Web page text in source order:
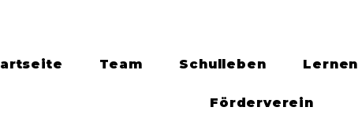
Team Schulleben Lernen
Förderverein